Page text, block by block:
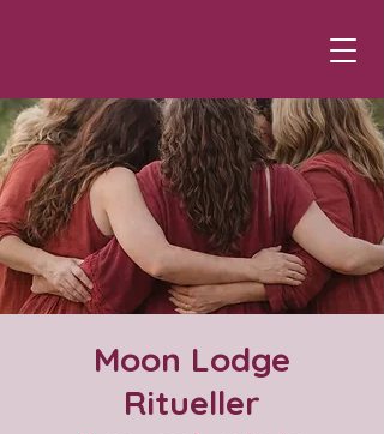
Moon Lodge
Ritueller